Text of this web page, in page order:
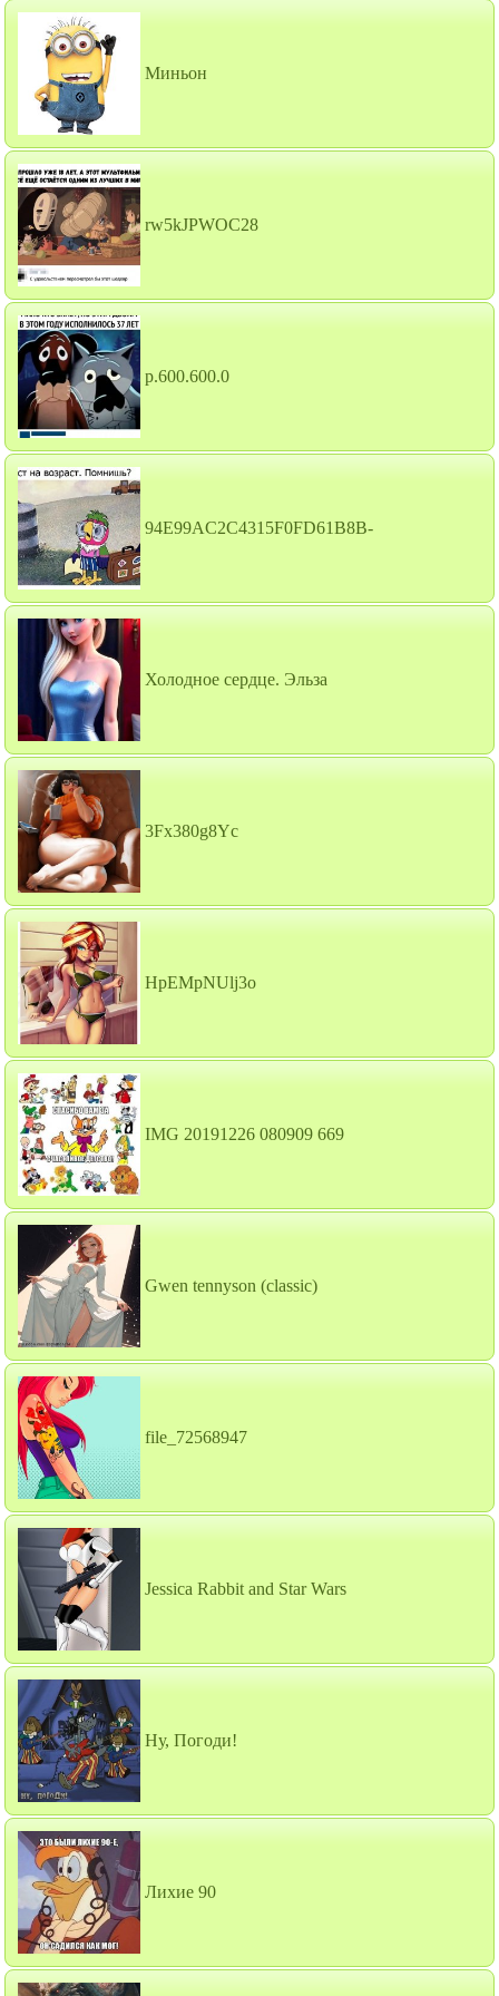
Миньон
rw5kJPWOC28
p.600.600.0
94E99AC2C4315F0FD61B8B-
Холодное сердце. Эльза
3Fx380g8Yc
HpEMpNUlj3o
IMG 20191226 080909 669
Gwen tennyson (classic)
file_72568947
Jessica Rabbit and Star Wars
Ну, Погоди!
Лихие 90